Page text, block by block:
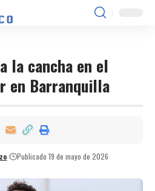
la cancha en el
en Barranquilla
Publicado 19 de mayo de 2026